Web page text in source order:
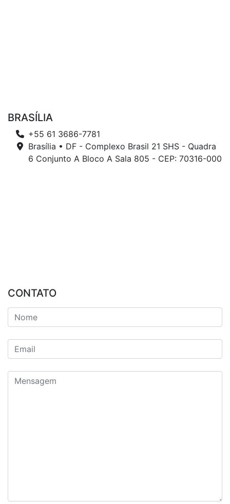
BRASÍLIA
+55 61 3686-7781
Brasília • DF - Complexo Brasil 21 SHS - Quadra
6 Conjunto A Bloco A Sala 805 - CEP: 70316-000
CONTATO